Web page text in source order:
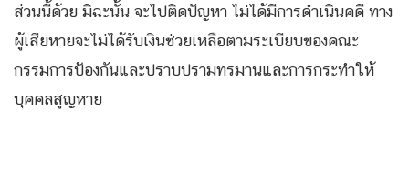
ส่วนนี้ด้วย มิฉะนั้น จะไปติดปัญหา ไม่ได้มีการดําเนินคดี ทาง
ผู้เสียหายจะไม่ได้รับเงินช่วยเหลือตามระเบียบของคณะ
กรรมการป้องกันและปราบปรามทรมานและการกระทําให้
บุคคลสูญหาย